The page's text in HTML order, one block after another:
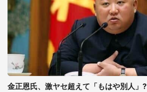
金正恩氏、激ヤセ超えて「もはや別人」